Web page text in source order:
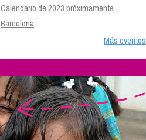
Calendario de 2023 próximamente.
Barcelona
Más eventos